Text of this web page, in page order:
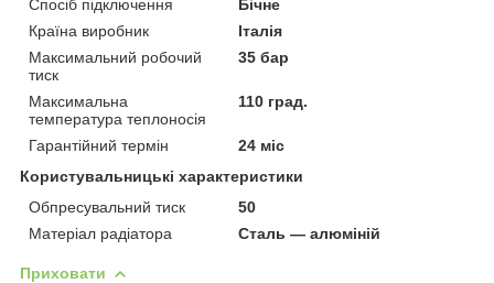
Спосіб підключення
Бічне
Країна виробник
Італія
Максимальний робочий
тиск
35 бар
Максимальна
температура теплоносія
110 град.
Гарантійний термін
24 міс
Користувальницькі характеристики
Обпресувальний тиск
50
Матеріал радіатора
Сталь — алюміній
Приховати